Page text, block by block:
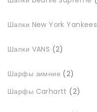
Шапки New York Yankees
Шапки VANS 2товари
Шарфы зимние 2товари
Шарфы Carhartt
22